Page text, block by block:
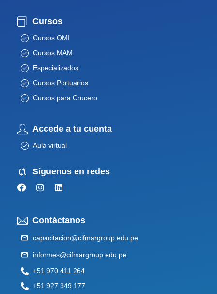
Cursos
Cursos OMI
Cursos MAM
Especializados
Cursos Portuarios
Cursos para Crucero
Accede a tu cuenta
Aula virtual
Síguenos en redes
Contáctanos
capacitacion@cifmargroup.edu.pe
informes@cifmargroup.edu.pe
+51 970 411 264
+51 927 349 177